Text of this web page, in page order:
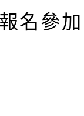
名參